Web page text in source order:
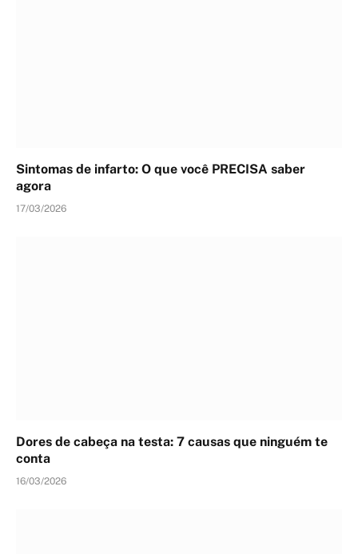
Sintomas de infarto: O que você PRECISA saber
agora
17/03/2026
Dores de cabeça na testa: 7 causas que ninguém te
conta
16/03/2026